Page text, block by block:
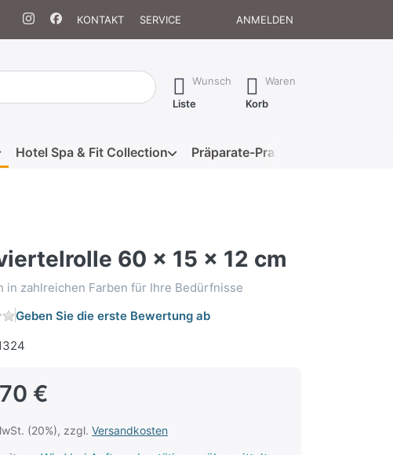
KONTAKT SERVICE ANMELDEN
erste Ergebnisse. Drücken Sie die Eingabetaste, um alle
Wunsch
Liste
Waren
Korb
Hotel Spa & Fit Collection Präparate-Praxis
60 x 15 x 12 cm
in zahlreichen Farben für Ihre Bedürfnisse
Geben Sie die erste Bewertung ab
€
(20%), zzgl. Versandkosten